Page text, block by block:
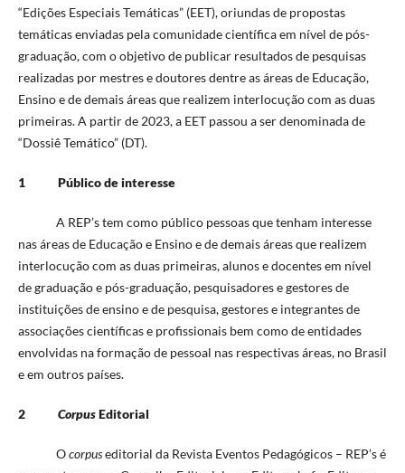
“Edições Especiais Temáticas” (EET), oriundas de propostas
temáticas enviadas pela comunidade científica em nível de pós-
graduação, com o objetivo de publicar resultados de pesquisas
realizadas por mestres e doutores dentre as áreas de Educação,
Ensino e de demais áreas que realizem interlocução com as duas
primeiras. A partir de 2023, a EET passou a ser denominada de
“Dossiê Temático” (DT).
1 Público de interesse
A REP’s tem como público pessoas que tenham interesse
nas áreas de Educação e Ensino e de demais áreas que realizem
interlocução com as duas primeiras, alunos e docentes em nível
de graduação e pós-graduação, pesquisadores e gestores de
instituições de ensino e de pesquisa, gestores e integrantes de
associações científicas e profissionais bem como de entidades
envolvidas na formação de pessoal nas respectivas áreas, no Brasil
e em outros países.
2 CorpusEditorial
Ocorpuseditorial da Revista Eventos Pedagógicos – REP’s é